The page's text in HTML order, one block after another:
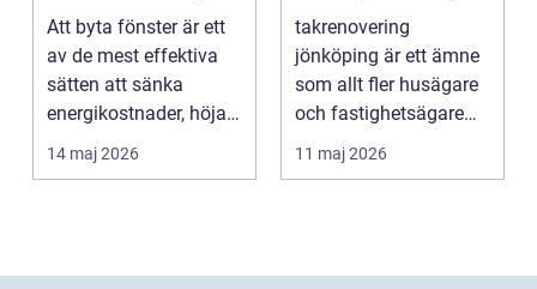
Att byta fönster är ett
av de mest effektiva
sätten att sänka
energikostnader, höja
komforten och ge...
14 maj 2026
livslängden på
sina tak
takrenovering
jönköping är ett ämne
som allt fler husägare
och fastighetsägare
intresserar sig för n...
11 maj 2026